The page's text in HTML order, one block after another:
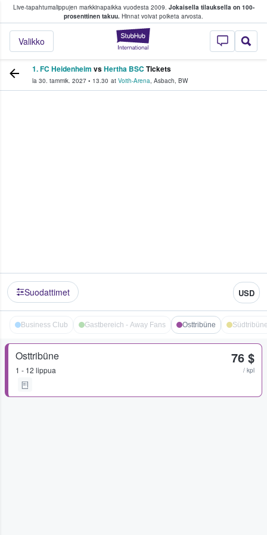
Live-tapahtumalippujen markkinapaikka vuodesta 2009. Jokaisella tilauksella on 100-
prosenttinen takuu. Hinnat voivat poiketa arvosta.
StubHub -
Valikko
fanit ostavat ja myyvät lippuja
1. FC Heidenheim vsHertha BSC Tickets
la 30. tammik. 2027 • 13.30 at Voith-Arena, Asbach, BW
Suodattimet USD
Business Club Gastbereich - Away Fans Osttribüne
Osttribüne
1 - 12 lippua
76 $
/ kpl